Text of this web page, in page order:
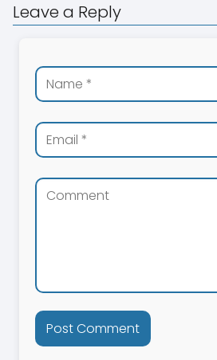
Leave a Reply